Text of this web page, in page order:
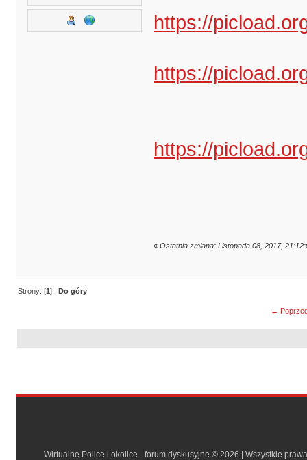
https://
https://
https://
« Ostatnia zmiana: Listopada 08, 2017,
Strony: [1]Do góry
←
Wirtualne Police i okolice - forum dyskusyjne © 2026 | Wszystkie